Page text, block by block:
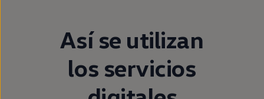
Así se utilizan
los servicios